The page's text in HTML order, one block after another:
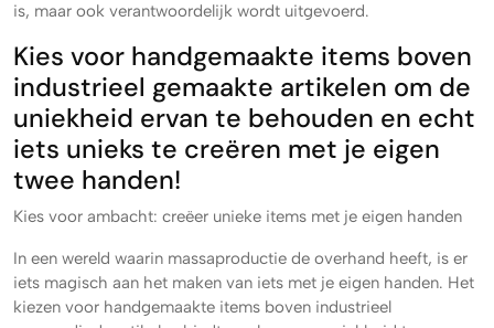
is, maar ook verantwoordelijk wordt uitgevoerd.
Kies voor handgemaakte items boven
industrieel gemaakte artikelen om de
uniekheid ervan te behouden en echt
iets unieks te creëren met je eigen
twee handen!
Kies voor ambacht: creëer unieke items met je eigen handen
In een wereld waarin massaproductie de overhand heeft, is er
iets magisch aan het maken van iets met je eigen handen. Het
kiezen voor handgemaakte items boven industrieel